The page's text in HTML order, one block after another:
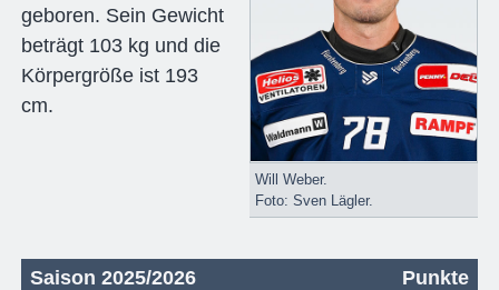
Will Weber.
Foto: Sven Lägler.
geboren. Sein Gewicht
beträgt 103 kg und die
Körpergröße ist 193
cm.
Saison 2025/2026 Punkte